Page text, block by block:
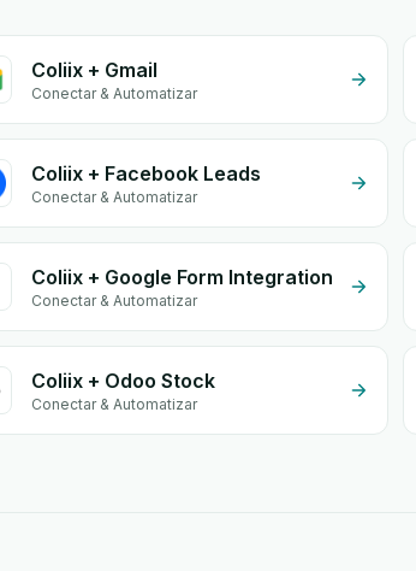
Coliix + Gmail
Conectar & Automatizar
Coliix + Facebook Leads
Conectar & Automatizar
Coliix + Google Form Integration
Conectar & Automatizar
Coliix + Odoo Stock
Conectar & Automatizar